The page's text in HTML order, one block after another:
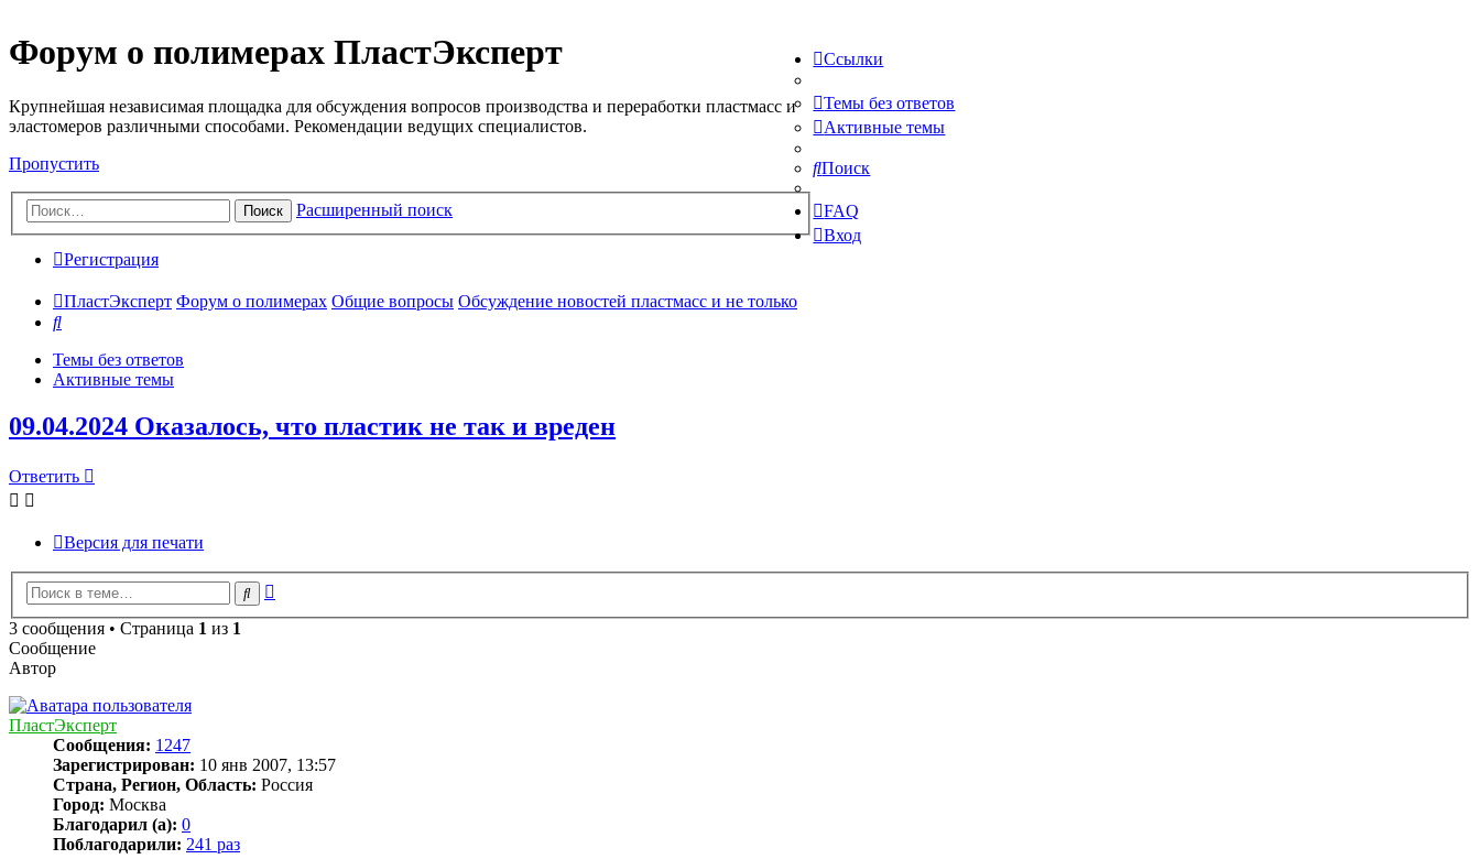
Форум о полимерах ПластЭксперт
Крупнейшая независимая площадка для обсуждения вопросов производства и переработки пластмасс и
эластомеров различными способами. Рекомендации ведущих специалистов.
Пропустить
Поиск Расширенный поиск
Ссылки
Темы без ответов
Активные темы
Поиск
FAQ
Вход
Регистрация
ПластЭксперт Форум о полимерах Общие вопросы Обсуждение новостей пластмасс и не только
Поиск
Темы без ответов
Активные темы
09.04.2024 Оказалось, что пластик не так и вреден
Ответить
Версия для печати
Поиск
3 сообщения • Страница 1 из 1
Сообщение
Автор
ПластЭксперт
Сообщения: 1247
Зарегистрирован: 10 янв 2007, 13:57
Страна, Регион, Область: Россия
Город: Москва
Благодарил (а): 0
Поблагодарили: 241 раз